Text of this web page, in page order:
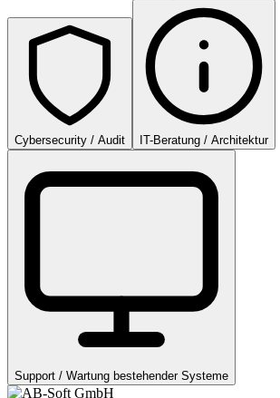
Cybersecurity / Audit IT-Beratung / Architektur
Support / Wartung bestehender Systeme